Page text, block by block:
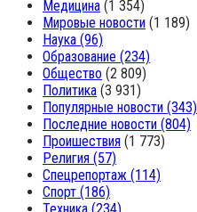
Медицина (1 354)
Мировые новости (1 189)
Наука (96)
Образование (234)
Общество (2 809)
Политика (3 931)
Популярные новости (343)
Последние новости (804)
Проишествия (1 773)
Религия (57)
Спецрепортаж (114)
Спорт (186)
Техника (234)